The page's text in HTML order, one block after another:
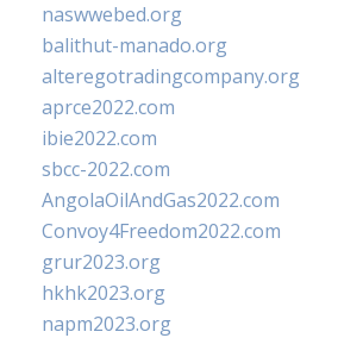
naswwebed.org
balithut-manado.org
alteregotradingcompany.org
aprce2022.com
ibie2022.com
sbcc-2022.com
AngolaOilAndGas2022.com
Convoy4Freedom2022.com
grur2023.org
hkhk2023.org
napm2023.org